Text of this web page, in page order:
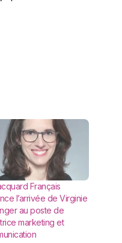
Français
l’arrivée de Virginie
au poste de
marketing et